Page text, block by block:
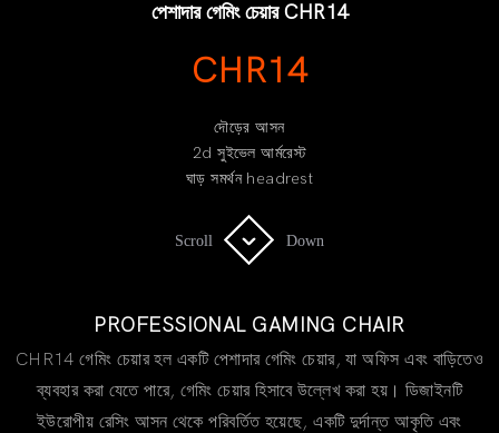
পেশাদার গেমিং চেয়ার CHR14
CHR14
দৌড়ের আসন
2d সুইভেল আর্মরেস্ট
ঘাড় সমর্থন headrest
Scroll Down
Scroll Down
PROFESSIONAL GAMING CHAIR
CHR14 গেমিং চেয়ার হল একটি পেশাদার গেমিং চেয়ার, যা অফিস এবং বাড়িতেও
ব্যবহার করা যেতে পারে, গেমিং চেয়ার হিসাবে উল্লেখ করা হয়। ডিজাইনটি
ইউরোপীয় রেসিং আসন থেকে পরিবর্তিত হয়েছে, একটি দুর্দান্ত আকৃতি এবং